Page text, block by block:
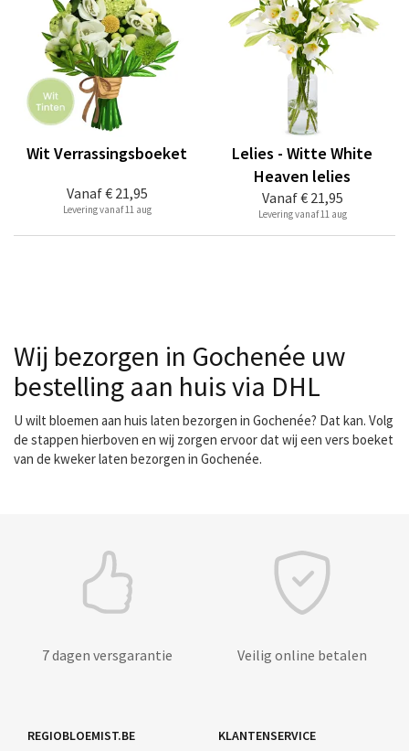
Vanaf€ 21,95
Wit Verrassingsboeket
Levering vanaf 11 aug
Vanaf€ 21,95
Lelies - Witte White
Heaven lelies
Levering vanaf 11 aug
Wij bezorgen in Gochenée uw
bestelling aan huis via DHL
U wilt bloemen aan huis laten bezorgen in Gochenée? Dat kan. Volg
de stappen hierboven en wij zorgen ervoor dat wij een vers boeket
van de kweker laten bezorgen in Gochenée.
7 dagen versgarantie Veilig online betalen
REGIOBLOEMIST.BE KLANTENSERVICE